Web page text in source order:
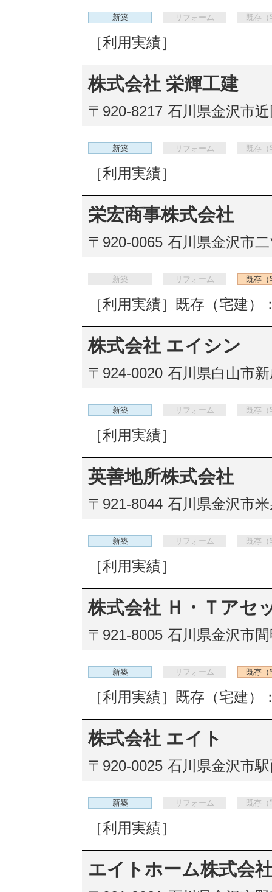
新築 リフォーム 既存（
［利用実績］
株式会社 栄輝工建
〒920-8217 石川県金沢市
新築 リフォーム 既存（
［利用実績］
栄宏商事株式会社
〒920-0065 石川県金沢市
新築 リフォーム 既存（
［利用実績］既存（宅建）
株式会社 エイシン
〒924-0020 石川県白山市
新築 リフォーム 既存（
［利用実績］
英善地所株式会社
〒921-8044 石川県金沢市
新築 リフォーム 既存（
［利用実績］
株式会社 Ｈ・Ｔアセ
〒921-8005 石川県金沢市
新築 リフォーム 既存（
［利用実績］既存（宅建）
株式会社 エイト
〒920-0025 石川県金沢市
新築 リフォーム 既存（
［利用実績］
エイトホーム株式会